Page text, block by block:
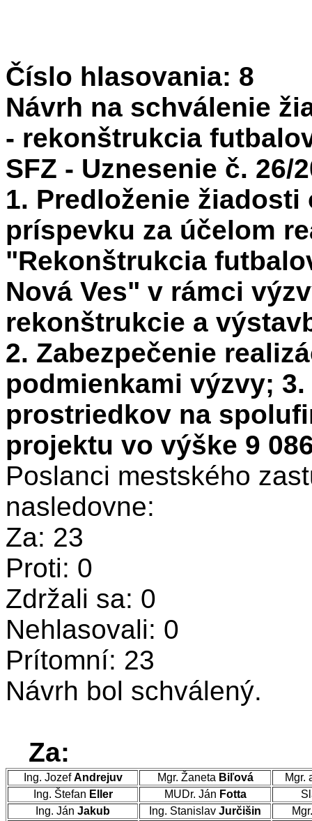
Číslo hlasovania: 8
Návrh na schválenie
- rekonštrukcia
SFZ - Uznesenie č. 26/
1. Predloženie
príspevku za účelom
"Rekonštrukcia
Nová Ves" v rámci
rekonštrukcie a
2. Zabezpečenie
podmienkami výzvy;
prostriedkov na
projektu vo výške 9
Poslanci mestského
nasledovne:
Za: 23
Proti: 0
Zdržali sa: 0
Nehlasovali: 0
Prítomní: 23
Návrh bol schválený.
Za:
Ing. JozefAndrejuv Mgr. Žaneta Biľová
Mgr.
Ing. Štefan Eller MUDr. Ján Fotta
Ing. Ján Jakub Ing. Stanislav Jurčišin